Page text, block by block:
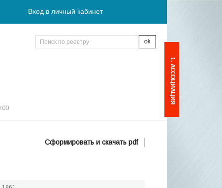
Вход в личный кабинет
Сформировать и скачать pdf
1. АССОЦИАЦИЯ